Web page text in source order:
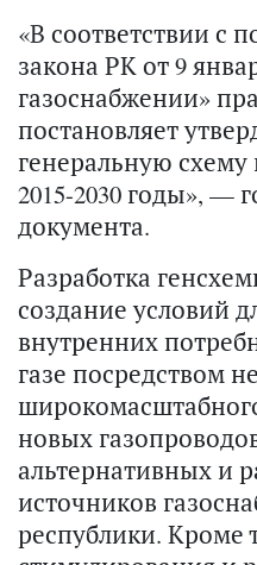
«В соответствии с
закона РК от 9
газоснабжении»
постановляет
генеральную
2015-2030 годы», —
документа.
Разработка
создание условий
внутренних
газе посредством
новых
альтернативных и
источников
республики. Кроме